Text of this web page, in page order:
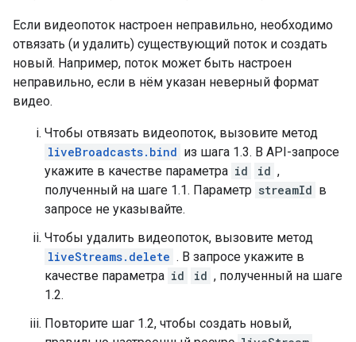
Если видеопоток настроен неправильно, необходимо
отвязать (и удалить) существующий поток и создать
новый. Например, поток может быть настроен
неправильно, если в нём указан неверный формат
видео.
Чтобы отвязать видеопоток, вызовите метод
liveBroadcasts.bind из шага 1.3. В API-запросе
укажите в качестве параметра id id ,
полученный на шаге 1.1. Параметр streamId в
запросе не указывайте.
Чтобы удалить видеопоток, вызовите метод
liveStreams.delete . В запросе укажите в
качестве параметра id id , полученный на шаге
1.2.
Повторите шаг 1.2, чтобы создать новый,